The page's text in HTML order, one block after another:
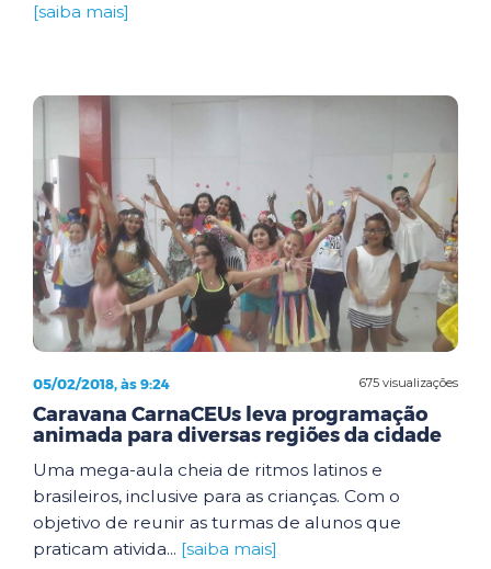
[saiba mais]
675 visualizações
05/02/2018, às 9:24
Caravana CarnaCEUs leva programação
animada para diversas regiões da cidade
Uma mega-aula cheia de ritmos latinos e
brasileiros, inclusive para as crianças. Com o
objetivo de reunir as turmas de alunos que
praticam ativida... [saiba mais]